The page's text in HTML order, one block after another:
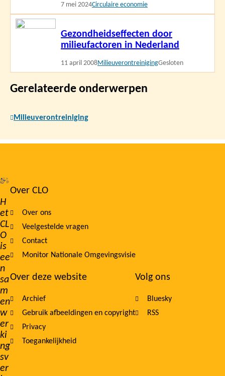
7 mei 2024Circulaire economie
Gezondheidseffecten door
milieufactoren in Nederland
11 april 2008MilieuverontreinigingGesloten
Lees
Gerelateerde onderwerpen
Milieuverontreiniging
H
et
CL
O
is
ee
n
sa
m
en
w
er
ki
ng
sv
er
Footer
navigation
Over CLO
Over ons
Veelgestelde vragen
Contact
Monitor Nationale Omgevingsvisie
Over deze website
Archief
Gebruik afbeeldingen en copyright
Privacy
Toegankelijkheid
Volg ons
Bluesky
RSS